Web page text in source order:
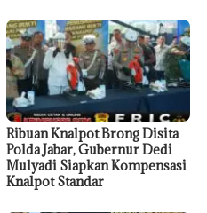
Ribuan Knalpot Brong Disita
Polda Jabar, Gubernur Dedi
Mulyadi Siapkan Kompensasi
Knalpot Standar